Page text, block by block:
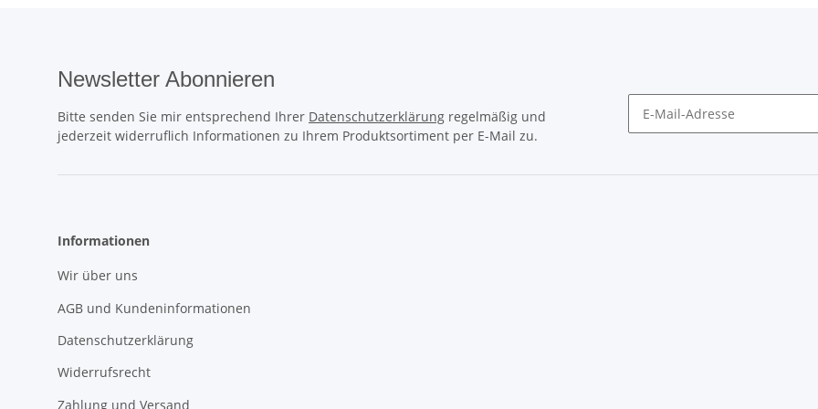
Newsletter Abonnieren
Bitte senden Sie mir entsprechend Ihrer Datenschutzerklärung regelmäßig und
jederzeit widerruflich Informationen zu Ihrem Produktsortiment per E-Mail zu.
Informationen
Wir über uns
AGB und Kundeninformationen
Datenschutzerklärung
Widerrufsrecht
Zahlung und Versand